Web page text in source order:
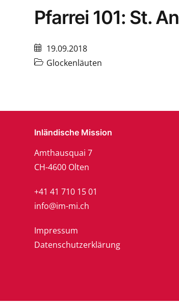
Pfarrei 101: St.
19.09.2018
Glockenläuten
Inländische Mission
Amthausquai 7
CH-4600 Olten
+41 41 710 15 01
info@im-mi.ch
Impressum
Datenschutzerklärung